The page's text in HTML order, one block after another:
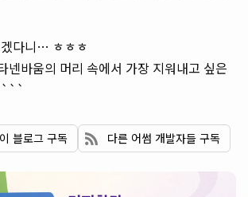
다니… ㅎㅎㅎ
넨바움의 머리 속에서 가장 지워내고 싶은
이 블로그 구독 다른 어썸 개발자들 구독